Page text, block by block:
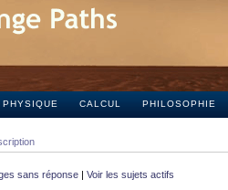
PHYSIQUE CALCUL PHILOSOPHIE
sans réponse | Voir les sujets actifs